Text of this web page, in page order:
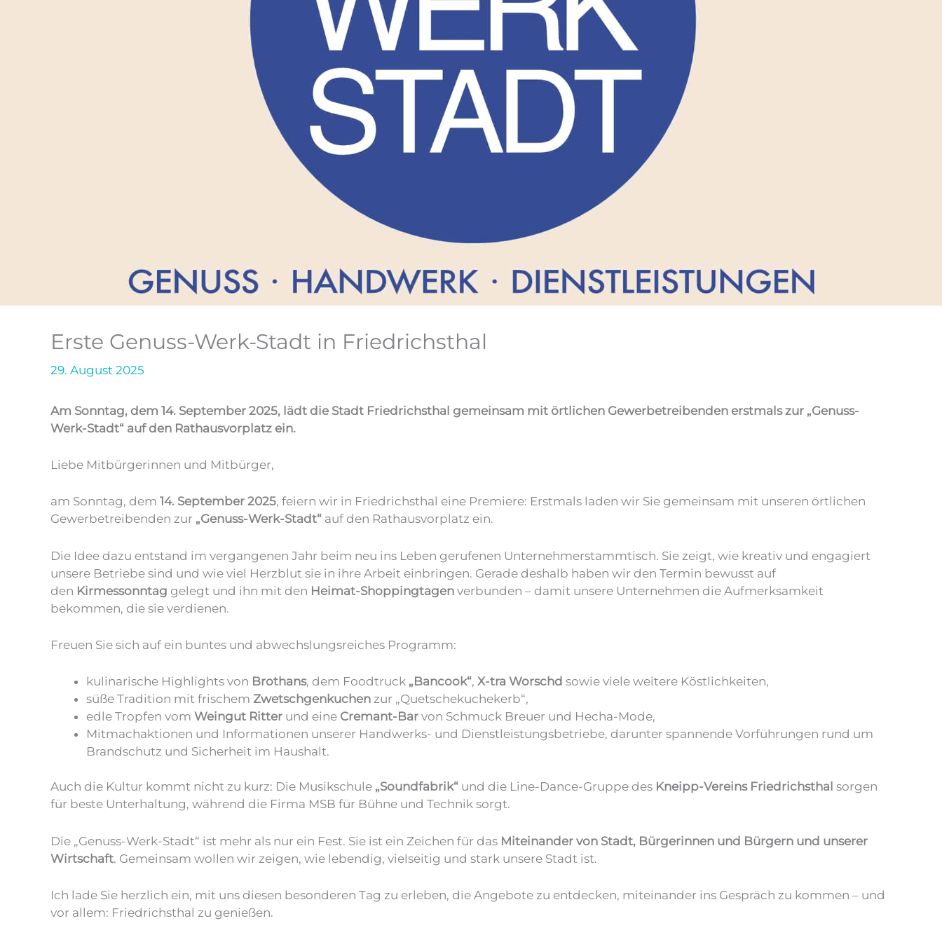
Erste Genuss-Werk-Stadt in Friedrichsthal
29. August 2025
Am Sonntag, dem 14. September 2025, lädt die Stadt Friedrichsthal gemeinsam mit örtlichen Gewerbetreibenden erstmals zur „Genuss-
Werk-Stadt“ auf den Rathausvorplatz ein.
Liebe Mitbürgerinnen und Mitbürger,
am Sonntag, dem 14. September 2025, feiern wir in Friedrichsthal eine Premiere: Erstmals laden wir Sie gemeinsam mit unseren örtlichen
Gewerbetreibenden zur „Genuss-Werk-Stadt“ auf den Rathausvorplatz ein.
Die Idee dazu entstand im vergangenen Jahr beim neu ins Leben gerufenen Unternehmerstammtisch. Sie zeigt, wie kreativ und engagiert
unsere Betriebe sind und wie viel Herzblut sie in ihre Arbeit einbringen. Gerade deshalb haben wir den Termin bewusst auf
den Kirmessonntag gelegt und ihn mit den Heimat-Shoppingtagen verbunden – damit unsere Unternehmen die Aufmerksamkeit
bekommen, die sie verdienen.
Freuen Sie sich auf ein buntes und abwechslungsreiches Programm:
kulinarische Highlights von Brothans, dem Foodtruck „Bancook“, X-tra Worschd sowie viele weitere Köstlichkeiten,
süße Tradition mit frischem Zwetschgenkuchen zur „Quetschekuchekerb“,
edle Tropfen vom Weingut Ritter und eine Cremant-Bar von Schmuck Breuer und Hecha-Mode,
Mitmachaktionen und Informationen unserer Handwerks- und Dienstleistungsbetriebe, darunter spannende Vorführungen rund um
Brandschutz und Sicherheit im Haushalt.
Auch die Kultur kommt nicht zu kurz: Die Musikschule „Soundfabrik“ und die Line-Dance-Gruppe des Kneipp-Vereins Friedrichsthal sorgen
für beste Unterhaltung, während die Firma MSB für Bühne und Technik sorgt.
Die „Genuss-Werk-Stadt“ ist mehr als nur ein Fest. Sie ist ein Zeichen für das Miteinander von Stadt, Bürgerinnen und Bürgern und unserer
Wirtschaft. Gemeinsam wollen wir zeigen, wie lebendig, vielseitig und stark unsere Stadt ist.
Ich lade Sie herzlich ein, mit uns diesen besonderen Tag zu erleben, die Angebote zu entdecken, miteinander ins Gespräch zu kommen – und
vor allem: Friedrichsthal zu genießen.